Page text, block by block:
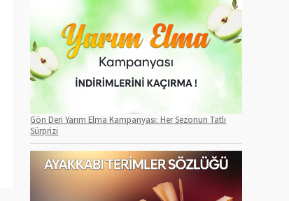
Gön Deri Yarım Elma Kampanyası: Her Sezonun Tatlı
Sürprizi